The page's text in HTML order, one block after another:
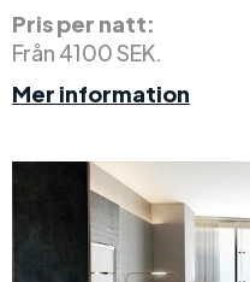
Pris per natt:
Från 4100 SEK.
Mer information